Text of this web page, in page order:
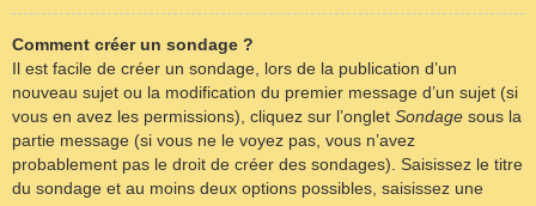
Comment créer un sondage ?
Il est facile de créer un sondage, lors de la publication d’un
nouveau sujet ou la modification du premier message d’un sujet (si
vous en avez les permissions), cliquez sur l’onglet Sondage sous la
partie message (si vous ne le voyez pas, vous n’avez
probablement pas le droit de créer des sondages). Saisissez le titre
du sondage et au moins deux options possibles, saisissez une